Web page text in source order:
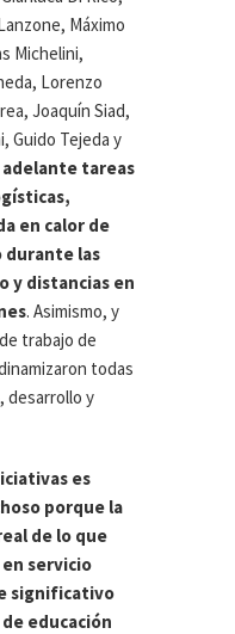
Máximo
Michelini,
Lorenzo
Joaquín Siad,
Guido Tejeda y
tareas
en calor de
durante las
y distancias en
. Asimismo, y
trabajo de
todas
desarrollo y
es
porque la
de lo que
servicio
significativo
educación